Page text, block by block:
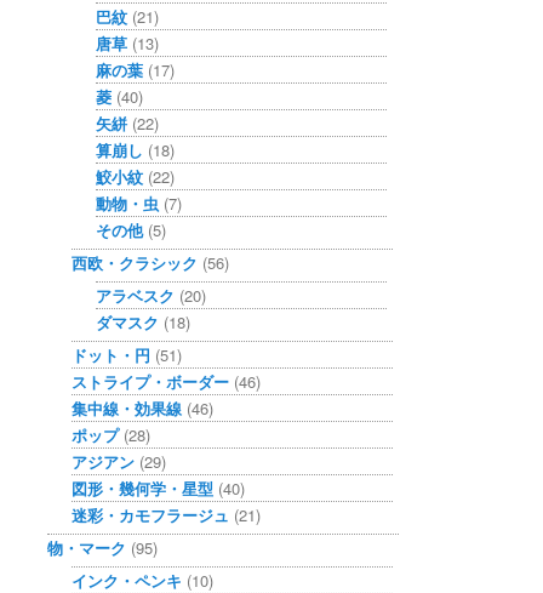
巴紋 (21)
唐草 (13)
麻の葉 (17)
菱 (40)
矢絣 (22)
算崩し (18)
鮫小紋 (22)
動物・虫 (7)
その他(5)
西欧・クラシック (56)
アラベスク (20)
ダマスク (18)
ドット・円 (51)
ストライプ・ボーダー (46)
集中線・効果線 (46)
ポップ(28)
アジアン (29)
図形・幾何学・星型 (40)
迷彩・カモフラージュ (21)
物・マーク (95)
インク・ペンキ (10)